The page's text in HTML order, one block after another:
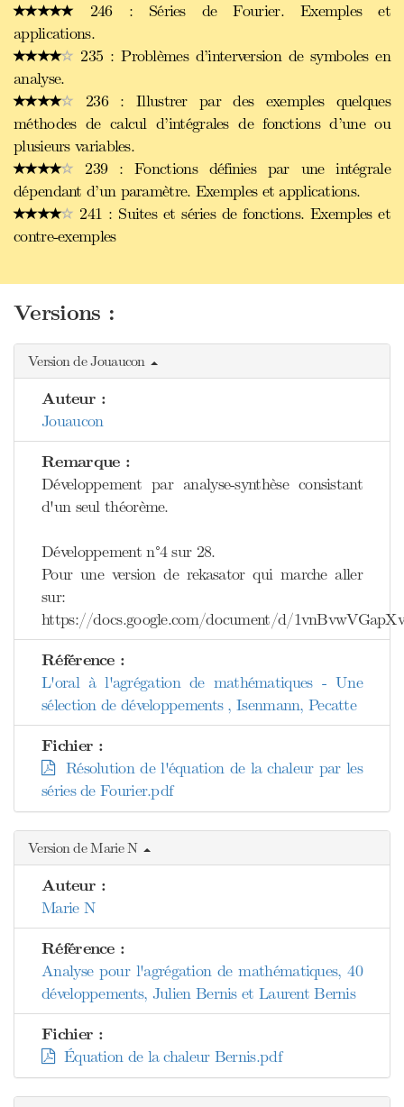
246 : Séries de Fourier. Exemples et
applications.
235 : Problèmes d’interversion de symboles en
analyse.
236 : Illustrer par des exemples quelques
méthodes de calcul d’intégrales de fonctions d’une ou
plusieurs variables.
239 : Fonctions définies par une intégrale
dépendant d’un paramètre. Exemples et applications.
241 : Suites et séries de fonctions. Exemples et
contre-exemples
Versions :
Version de Jouaucon
Auteur :
Jouaucon
Remarque :
Développement par analyse-synthèse consistant
d'un seul théorème.
Développement n°4 sur 28.
Pour une version de rekasator qui marche aller
sur:
https://docs.google.com/document/d/
Référence :
L'oral à l'agrégation de mathématiques - Une
sélection de développements , Isenmann, Pecatte
Fichier :
Résolution de l'équation de la chaleur par les
séries de Fourier.pdf
Version de Marie N
Auteur :
Marie N
Référence :
Analyse pour l'agrégation de mathématiques, 40
développements, Julien Bernis et Laurent Bernis
Fichier :
Équation de la chaleur Bernis.pdf